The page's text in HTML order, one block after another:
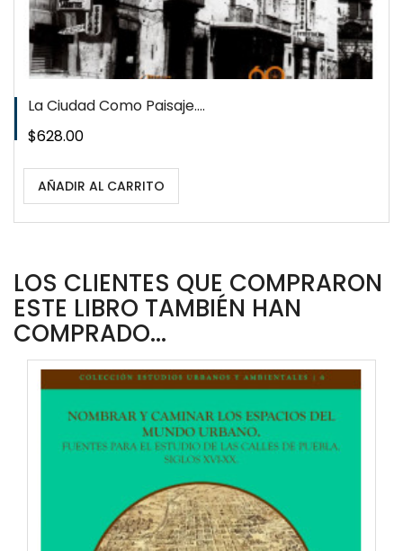
La Ciudad Como Paisaje....
Precio
$628.00
AÑADIR AL CARRITO
LOS CLIENTES QUE COMPRARON
ESTE LIBRO TAMBIÉN HAN
COMPRADO...